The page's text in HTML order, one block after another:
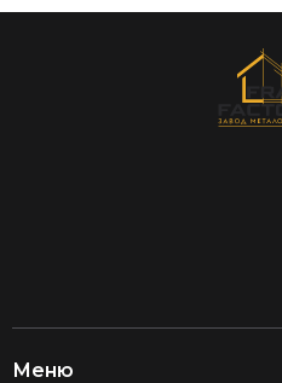
Меню